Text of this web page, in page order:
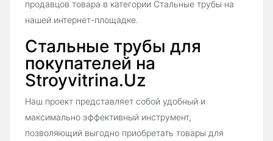
продавцов товара в категории Стальные трубы на
нашей интернет-площадке.
Стальные трубы для
покупателей на
Stroyvitrina.Uz
Наш проект представляет собой удобный и
максимально эффективный инструмент,
позволяющий выгодно приобретать товары для